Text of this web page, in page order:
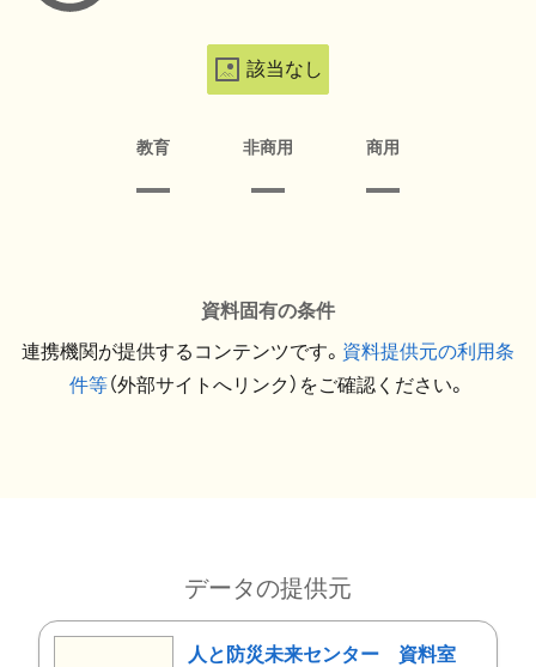
該当なし
教育 非商用 商用
資料固有の条件
連携機関が提供するコンテンツです。 資料提供元の利用条
件等（外部サイトへリンク）をご確認ください。
データの提供元
人と防災未来センター 資料室